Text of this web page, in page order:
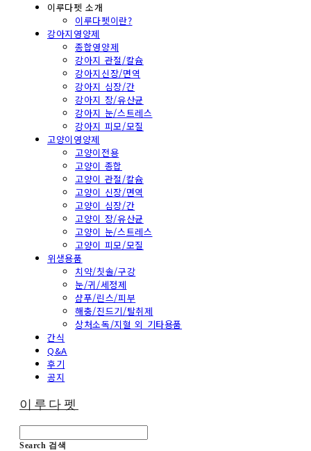
이루다펫 소개
이루다펫이란?
강아지영양제
종합영양제
강아지 관절/칼슘
강아지신장/면역
강아지 심장/간
강아지 장/유산균
강아지 눈/스트레스
강아지 피모/모질
고양이영양제
고양이전용
고양이 종합
고양이 관절/칼슘
고양이 신장/면역
고양이 심장/간
고양이 장/유산균
고양이 눈/스트레스
고양이 피모/모질
위생용품
치약/칫솔/구강
눈/귀/세정제
샴푸/린스/피부
해충/진드기/탈취제
상처소독/지혈 외 기타용품
간식
Q&A
후기
공지
이루다펫
Search 검색